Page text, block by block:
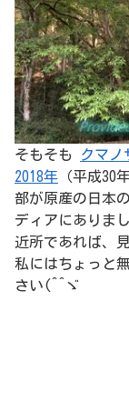
そもそも クマノ
2018年 （平成30
部が原産の日本の
ディアにありまし
近所であれば、
私にはちょっと
さい(^^ゞ